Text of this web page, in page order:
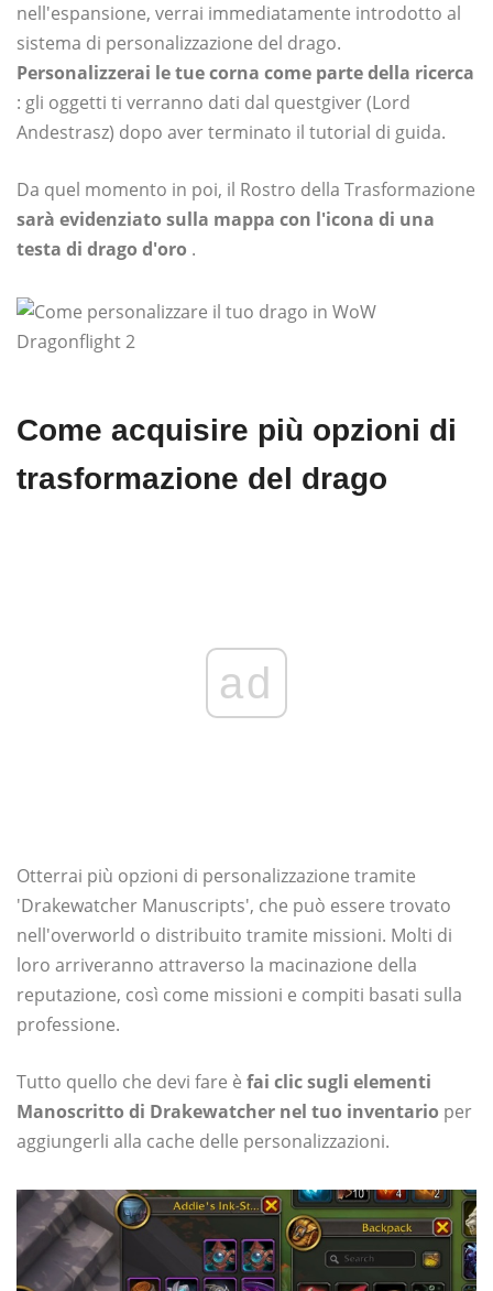
nell'espansione, verrai immediatamente introdotto al
sistema di personalizzazione del drago.
Personalizzerai le tue corna come parte della ricerca
: gli oggetti ti verranno dati dal questgiver (Lord
Andestrasz) dopo aver terminato il tutorial di guida.
Da quel momento in poi, il Rostro della Trasformazione
sarà evidenziato sulla mappa con l'icona di una
testa di drago d'oro .
Come acquisire più opzioni di
trasformazione del drago
ad
Otterrai più opzioni di personalizzazione tramite
'Drakewatcher Manuscripts', che può essere trovato
nell'overworld o distribuito tramite missioni. Molti di
loro arriveranno attraverso la macinazione della
reputazione, così come missioni e compiti basati sulla
professione.
Tutto quello che devi fare è fai clic sugli elementi
Manoscritto di Drakewatcher nel tuo inventario per
aggiungerli alla cache delle personalizzazioni.